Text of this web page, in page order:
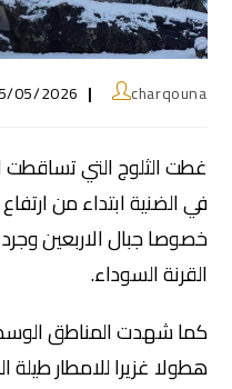
charqouna
05/2026
غطت الثلوج التي تساقطت
خصوصا جبال الاربعين
القرنة السوداء.
كما شهدت المناطق
هطولا غزيرا للامطار طيلة